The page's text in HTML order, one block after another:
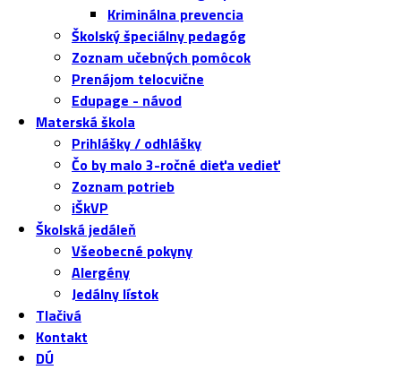
Kriminálna prevencia
Školský špeciálny pedagóg
Zoznam učebných pomôcok
Prenájom telocvične
Edupage - návod
Materská škola
Prihlášky / odhlášky
Čo by malo 3-ročné dieťa vedieť
Zoznam potrieb
iŠkVP
Školská jedáleň
Všeobecné pokyny
Alergény
Jedálny lístok
Tlačivá
Kontakt
DÚ